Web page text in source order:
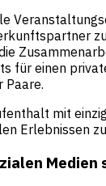
für einen
Paare.
mit
Erlebnissen
Medien